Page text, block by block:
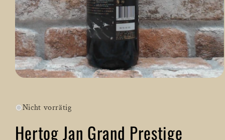
Modal
öffnen
Nicht vorrätig
Hertog Jan Grand Prestige